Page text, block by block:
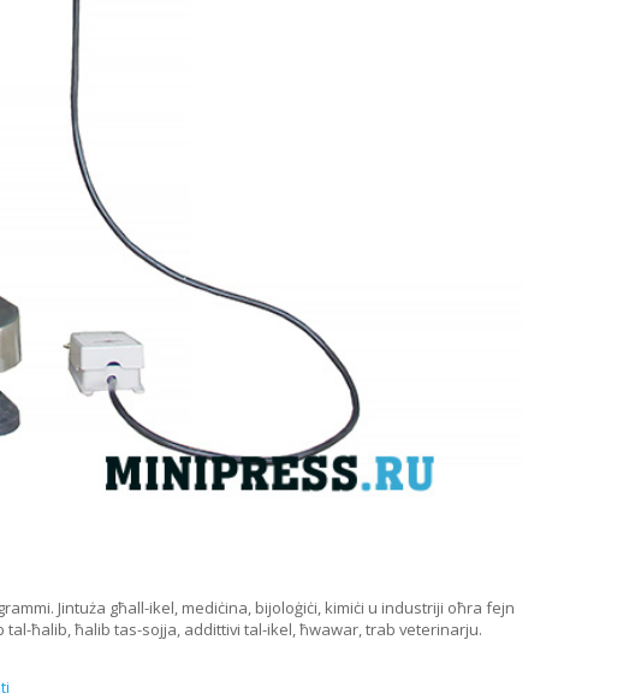
Jintuża għall-ikel, mediċina, bijoloġiċi, kimiċi u industriji oħra fejn
ħalib, ħalib tas-sojja, addittivi tal-ikel, ħwawar, trab veterinarju.